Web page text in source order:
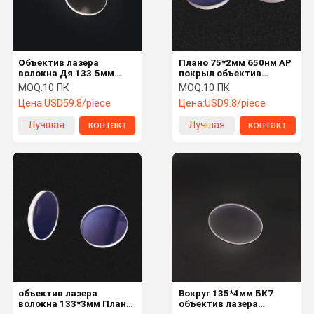
Объектив лазера оптически
Плано 75*2мм 650нм АР
покрыл объектив
лазера волокна Х-К9Л
защитный
MOQ:10 ПК
Цена:USD9.8/piece
Лучшая
контакт
Объектив лазера
волокна Дя 133.5мм
2.6мм 4мм
пропускаемости 99%
MOQ:10 ПК
Цена:USD59.8/piece
Лучшая
контакт
Вокруг 135*4мм БК7
объектив лазера
объектив лазера
волокна 133*3мм Плано